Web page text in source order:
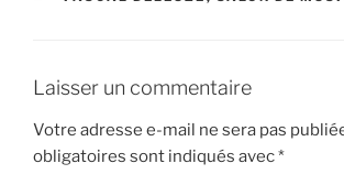
Laisser un commentaire
Votre adresse e-mail ne sera pas
obligatoires sont indiqués avec*